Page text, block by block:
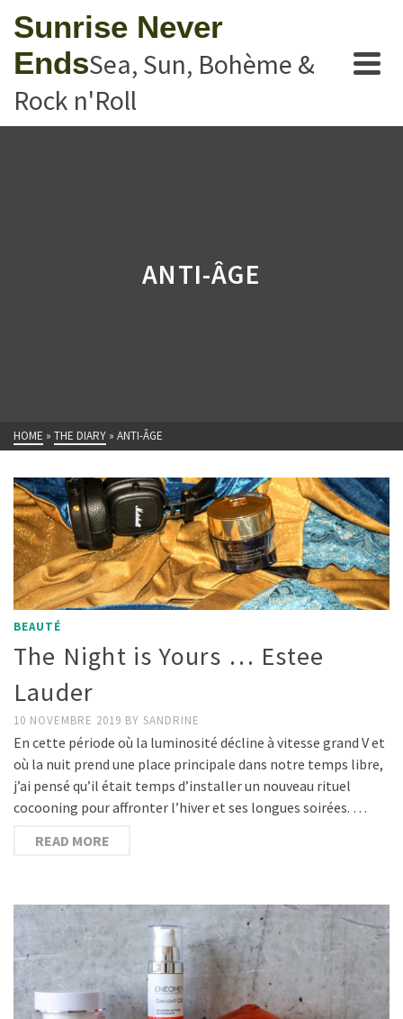
Sunrise Never
EndsSea, Sun, Bohème &
Rock n'Roll
ANTI-ÂGE
HOME » THE DIARY » ANTI-ÂGE
BEAUTÉ
The Night is Yours … Estee
Lauder
10 NOVEMBRE 2019 BY SANDRINE
En cette période où la luminosité décline à vitesse grand V et
où la nuit prend une place principale dans notre temps libre,
j’ai pensé qu’il était temps d’installer un nouveau rituel
cocooning pour affronter l’hiver et ses longues soirées. …
READ MORE